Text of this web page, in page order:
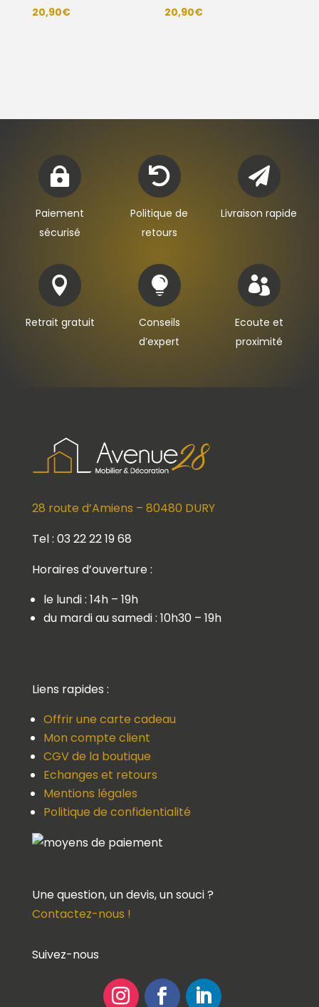
20,90€ 20,90€

Paiement
sécurisé

Politique de
retours

Livraison rapide

Retrait gratuit

Conseils
d’expert

Ecoute et
proximité
28 route d’Amiens – 80480 DURY
Tel : 03 22 22 19 68
Horaires d’ouverture :
le lundi : 14h – 19h
du mardi au samedi : 10h30 – 19h
Liens rapides :
Offrir une carte cadeau
Mon compte client
CGV de la boutique
Echanges et retours
Mentions légales
Politique de confidentialité
Une question, un devis, un souci ?
Contactez-nous !
Suivez-nous